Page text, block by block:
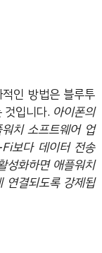
인 방법은 블루투
입니다. 아이폰의
치 소프트웨어 업
보다 데이터 전송
성화하면 애플워치
결되도록 강제됩